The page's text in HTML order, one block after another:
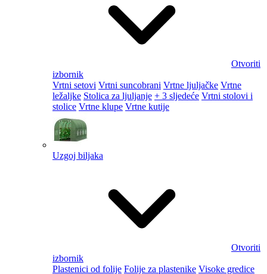
Otvoriti
izbornik
Vrtni setovi Vrtni suncobrani Vrtne ljuljačke Vrtne
ležaljke Stolica za ljuljanje + 3 sljedeće Vrtni stolovi i
stolice Vrtne klupe Vrtne kutije
Uzgoj biljaka
Otvoriti
izbornik
Plastenici od folije Folije za plastenike Visoke gredice